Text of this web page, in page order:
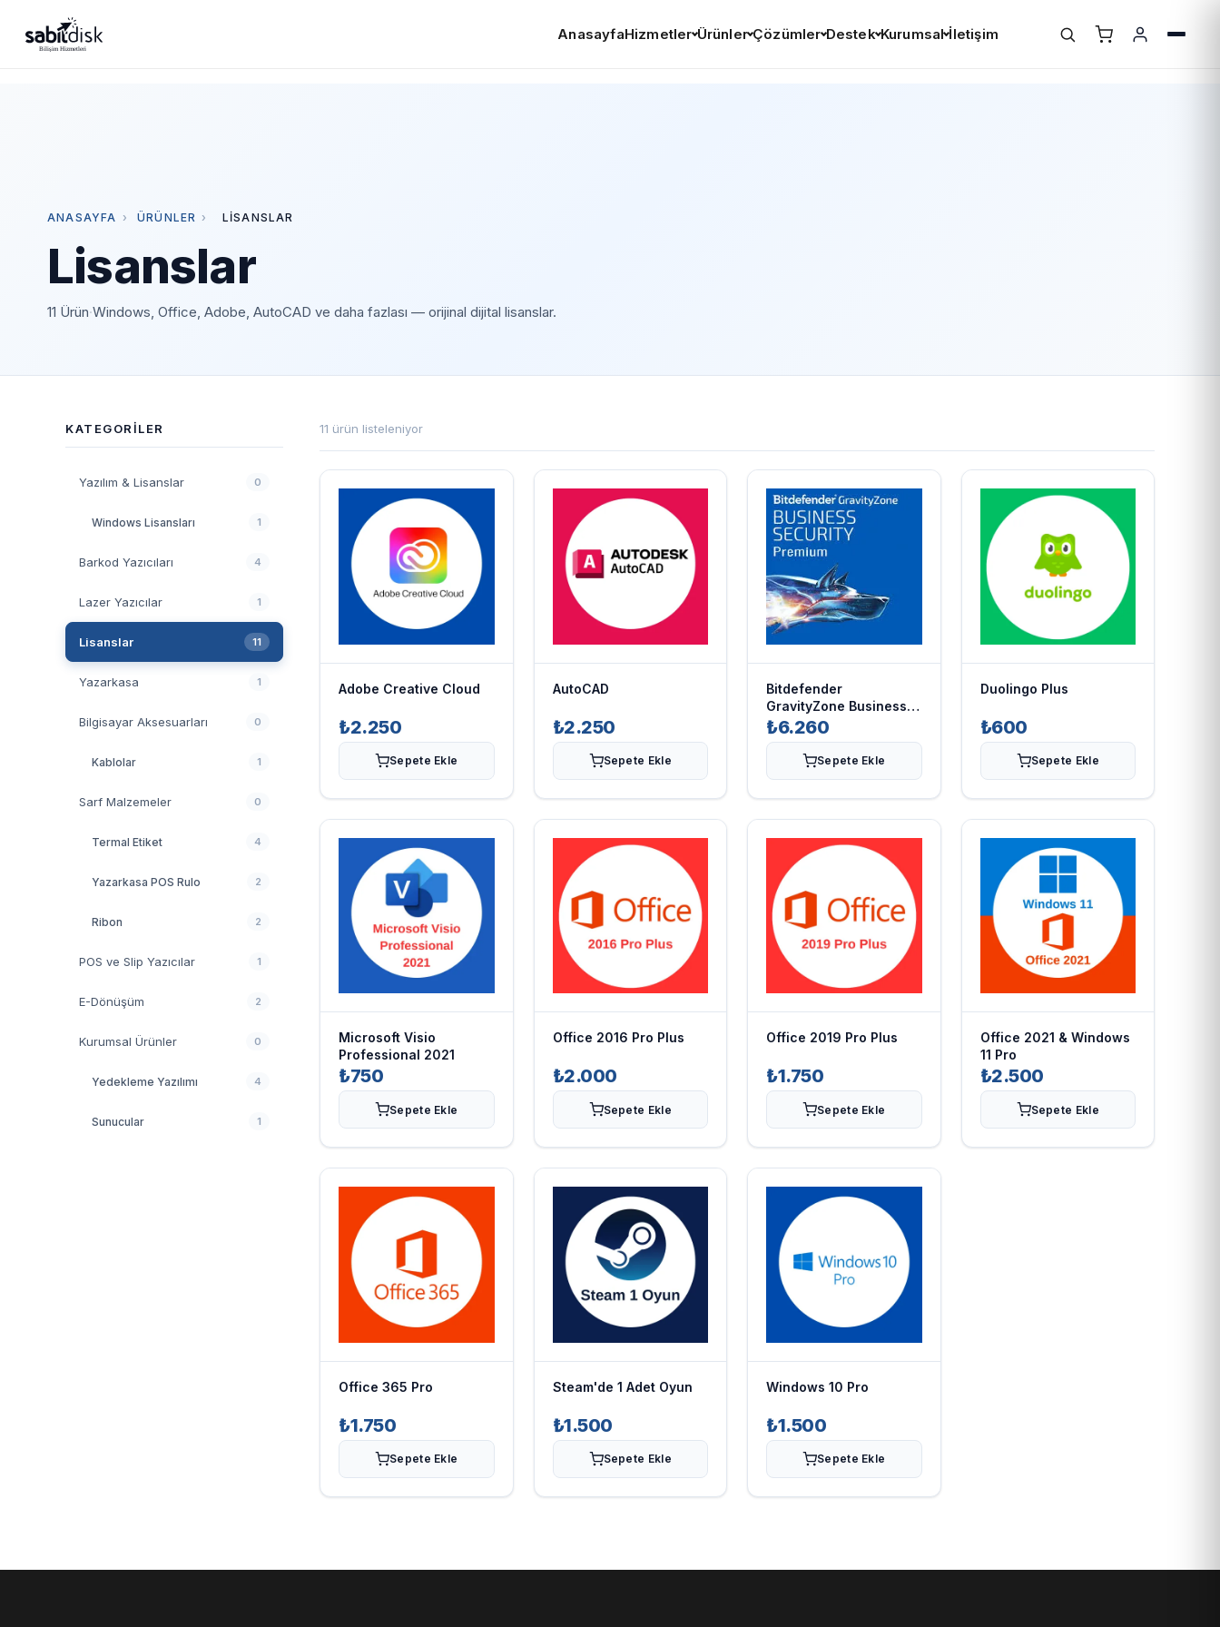
AnasayfaHizmetler Ürünler Çözümler Destek Kurumsal İletişim
ANASAYFA › ÜRÜNLER › LISANSLAR
Lisanslar
11 Ürün·Windows, Office, Adobe, AutoCAD ve daha fazlası — orijinal dijital lisanslar.
KATEGORILER
Yazılım & Lisanslar 0
Windows Lisansları 1
Barkod Yazıcıları 4
Lazer Yazıcılar 1
Lisanslar 11
Yazarkasa 1
Bilgisayar Aksesuarları 0
Kablolar 1
Sarf Malzemeler 0
Termal Etiket 4
Yazarkasa POS Rulo 2
Ribon 2
POS ve Slip Yazıcılar 1
E-Dönüşüm 2
Kurumsal Ürünler 0
Yedekleme Yazılımı 4
Sunucular 1
11 ürün listeleniyor
Adobe Creative Cloud
₺2.250
Sepete Ekle
AutoCAD
₺2.250
Sepete Ekle
Bitdefender
GravityZone Business
Security
₺6.260
Sepete Ekle
Duolingo Plus
₺600
Sepete Ekle
Microsoft Visio
Professional 2021
₺750
Sepete Ekle
Office 2016 Pro Plus
₺2.000
Sepete Ekle
Office 2019 Pro Plus
₺1.750
Sepete Ekle
Office 2021 & Windows
11 Pro
₺2.500
Sepete Ekle
Office 365 Pro
₺1.750
Sepete Ekle
Steam'de 1 Adet Oyun
₺1.500
Sepete Ekle
Windows 10 Pro
₺1.500
Sepete Ekle